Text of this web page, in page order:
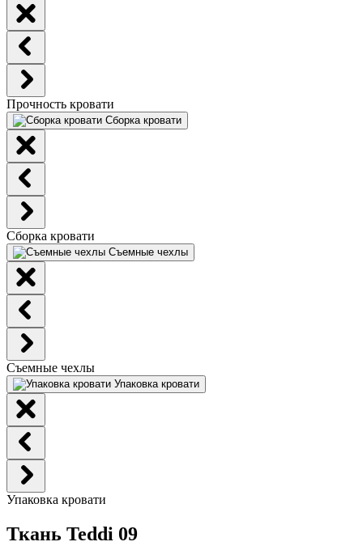
Прочность кровати
Сборка кровати
Сборка кровати
Съемные чехлы
Съемные чехлы
Упаковка кровати
Упаковка кровати
Ткань Teddi 09